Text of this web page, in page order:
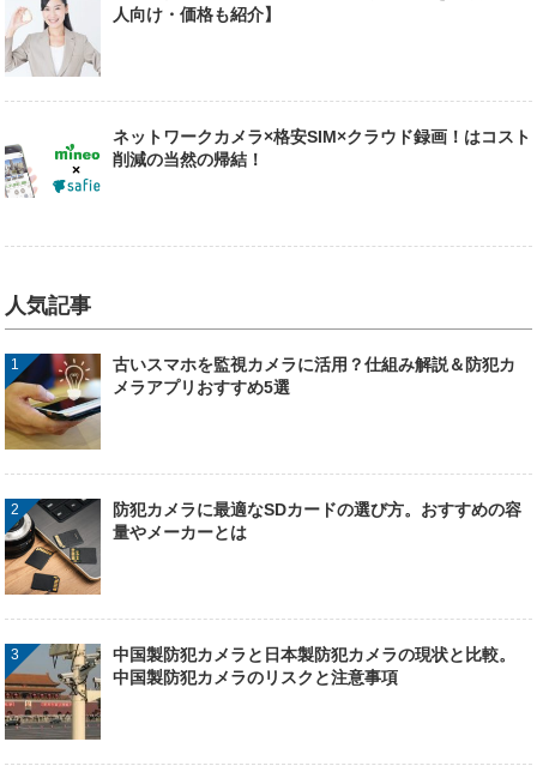
人向け・価格も紹介】
ネットワークカメラ×格安SIM×クラウド録画！はコスト
削減の当然の帰結！
人気記事
古いスマホを監視カメラに活用？仕組み解説＆防犯カ
メラアプリおすすめ5選
防犯カメラに最適なSDカードの選び方。おすすめの容
量やメーカーとは
中国製防犯カメラと日本製防犯カメラの現状と比較。
中国製防犯カメラのリスクと注意事項